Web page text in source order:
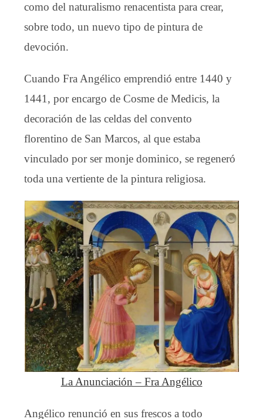
como del naturalismo renacentista para crear,
sobre todo, un nuevo tipo de pintura de
devoción.
Cuando Fra Angélico emprendió entre 1440 y
1441, por encargo de Cosme de Medicis, la
decoración de las celdas del convento
florentino de San Marcos, al que estaba
vinculado por ser monje dominico, se regeneró
toda una vertiente de la pintura religiosa.
La Anunciación – Fra Angélico
Angélico renunció en sus frescos a todo